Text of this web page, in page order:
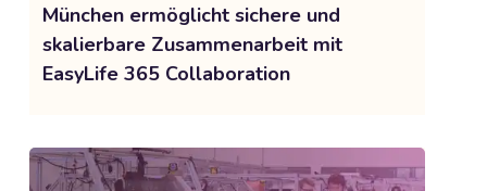
München ermöglicht sichere und
skalierbare Zusammenarbeit mit
EasyLife 365 Collaboration